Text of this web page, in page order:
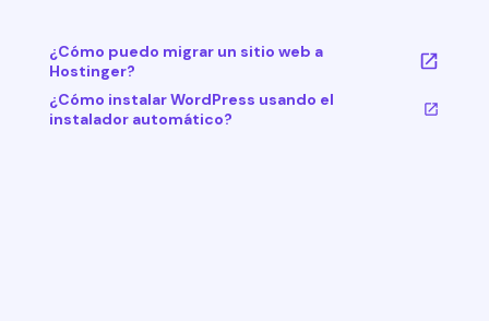
¿Cómo puedo migrar un sitio web a
Hostinger?
¿Cómo instalar WordPress usando el
instalador automático?